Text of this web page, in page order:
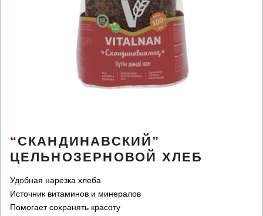
“СКАНДИНАВСКИЙ”
ЦЕЛЬНОЗЕРНОВОЙ ХЛЕБ
Удобная нарезка хлеба
Источник витаминов и минералов
Помогает сохранять красоту